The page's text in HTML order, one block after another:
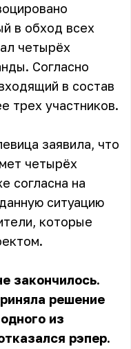
в обход всех
четырёх
Согласно
в состав
трех участников.
заявила, что
четырёх
согласна на
ситуацию
которые
закончилось.
решение
из
рэпер.